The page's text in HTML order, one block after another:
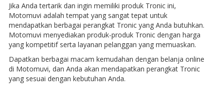
Jika Anda tertarik dan ingin memiliki produk Tronic ini,
Motomuvi adalah tempat yang sangat tepat untuk
mendapatkan berbagai perangkat Tronic yang Anda butuhkan.
Motomuvi menyediakan produk-produk Tronic dengan harga
yang kompetitif serta layanan pelanggan yang memuaskan.
Dapatkan berbagai macam kemudahan dengan belanja online
di Motomuvi, dan Anda akan mendapatkan perangkat Tronic
yang sesuai dengan kebutuhan Anda.